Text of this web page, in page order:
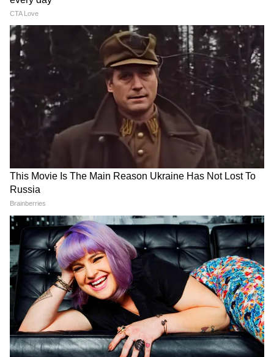
केरल के कुट्टनाड में बाढ़ से बिगड़े
हालात, सड़कें डूबीं, जनजीवन बेहाल
तहलका के पूर्व संपादक तरुण
तेजपाल को 10 साल की सजा,
हाईकोर्ट ने दोषी ठहराया
LATEST VIDEOS
Modi in IIT Delhi: PM ने सुनाई जिंदगी की
प्रेक्टिकल बातें, तालियों से गूंज उठा हॉल
Modi in IIT Delhi: '1 लाख करोड़..अंग्रेजी में
बोलूं', देश के युवाओं को Modi ने दिया बहुत बड़ा
टास्क